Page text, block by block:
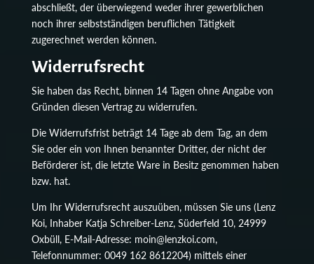
abschließt, der überwiegend weder ihrer gewerblichen
noch ihrer selbstständigen beruflichen Tätigkeit
zugerechnet werden können.
Widerrufsrecht
Sie haben das Recht, binnen 14 Tagen ohne Angabe von
Gründen diesen Vertrag zu widerrufen.
Die Widerrufsfrist beträgt 14 Tage ab dem Tag, an dem
Sie oder ein von Ihnen benannter Dritter, der nicht der
Beförderer ist, die letzte Ware in Besitz genommen haben
bzw. hat.
Um Ihr Widerrufsrecht auszuüben, müssen Sie uns (Lenz
Koi, Inhaber Katja Schreiber-Lenz, Süderfeld 10, 24999
Oxbüll, E-Mail-Adresse: moin@lenzkoi.com,
Telefonnummer: 0049 162 8612204) mittels einer